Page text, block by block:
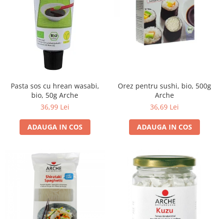
Ceai vrac
Ceaiuri diverse si accesorii
Vinuri, bere si alte bauturi
Siropuri naturale
Energizante
Carbogazoase
Siropuri Bio
Cacao si inlocuitori
Seminte din plante oleaginoase
Superalimente bio
Fructe si legume Bio
Alimente de baza
Pasta sos cu hrean wasabi,
bio, 50g Arche
36,99 Lei
ADAUGA IN COS
Orez pentru sushi, bio, 500g
Arche
36,69 Lei
ADAUGA IN COS